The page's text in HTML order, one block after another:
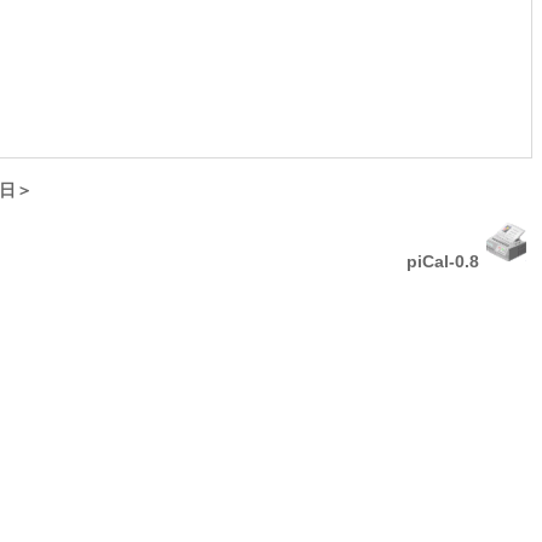
＞
piCal-0.8